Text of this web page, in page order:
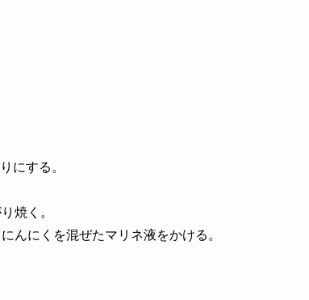
にする。
焼く。
んにくを混ぜたマリネ液をかける。